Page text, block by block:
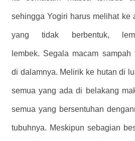
sehingga Yogiri harus melihat ke
yang tidak berbentuk,
lembek. Segala macam sampah
di dalamnya. Melirik ke hutan di
semua yang ada di belakang
semua yang bersentuhan
tubuhnya. Meskipun sebagian